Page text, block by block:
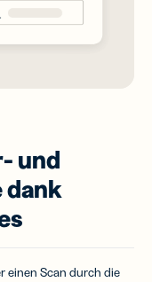
und
dank
einen Scan durch die